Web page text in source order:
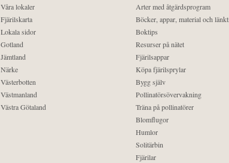
Våra lokaler
Fjärilskarta
Lokala sidor
Gotland
Jämtland
Närke
Västerbotten
Västmanland
Västra Götaland
Arter med åtgärdsprogram
Böcker, appar, material och
Boktips
Resurser på nätet
Fjärilsappar
Köpa fjärilsprylar
Bygg själv
Pollinatörsövervakning
Träna på pollinatörer
Blomflugor
Humlor
Solitärbin
Fjärilar